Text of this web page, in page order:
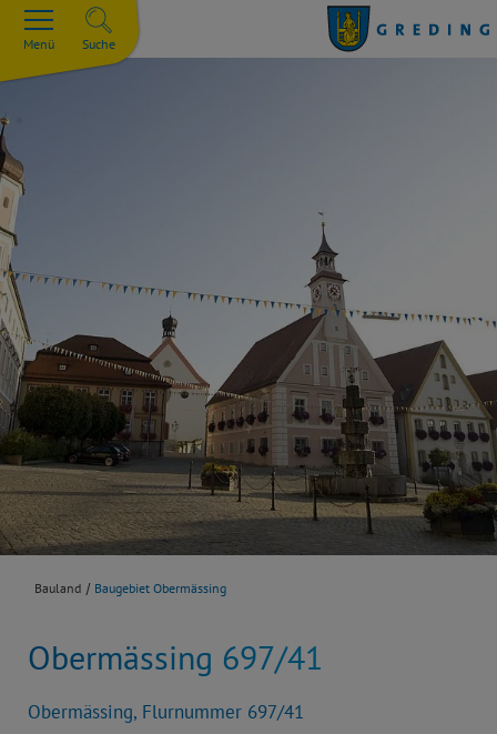
Menü Suche
Bauland Baugebiet Obermässing
Obermässing 697/41
Obermässing, Flurnummer 697/41